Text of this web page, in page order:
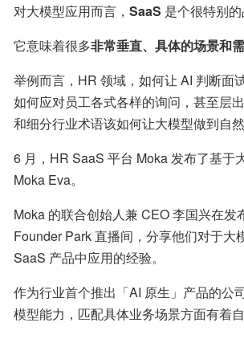
对大模型应用而言， SaaS 是个很特别的
它意味着很多非常垂直、具体的场景和
举例而言，HR 领域，如何让 AI 判断面
如何应对员工各式各样的询问，甚至层
和细分行业术语该如何让大模型做到自
6 月，HR SaaS 平台 Moka 发布了基于
Moka Eva。
Moka 的联合创始人兼 CEO 李国兴在发
Founder Park 直播间，分享他们对于大
SaaS 产品中应用的经验。
作为行业首个推出「AI 原生」产品的公
模型能力，匹配具体业务场景方面有着自